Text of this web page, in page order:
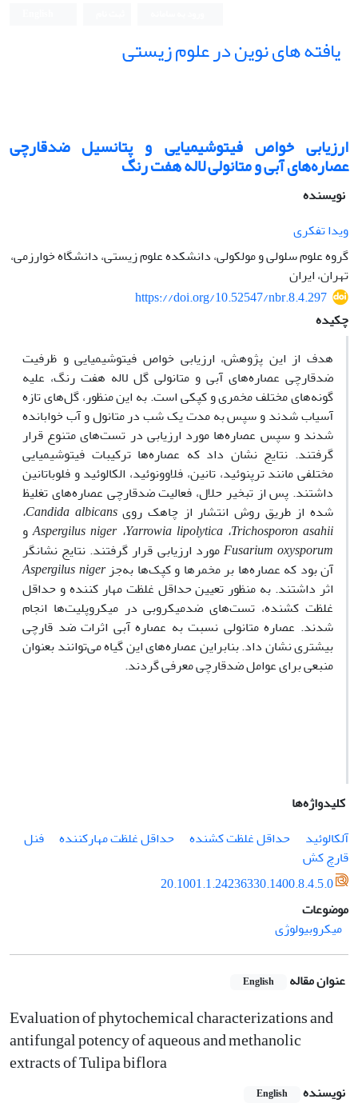
یافته های نوین در علوم زیستی
ارزیابی خواص فیتوشیمیایی و پتانسیل ضدقارچی
عصاره‌های آبی و متانولی لاله هفت رنگ
نویسنده
ویدا تفکری
گروه علوم سلولی و مولکولی، دانشکده علوم زیستی، دانشگاه خوارزمی،
تهران، ایران
https://doi.org/10.52547/nbr.8.4.297
چکیده
هدف از این پژوهش، ارزیابی خواص فیتوشیمیایی و ظرفیت
ضدقارچی عصاره‌های آبی و متانولی گل لاله هفت رنگ، علیه
گونه‌های مختلف مخمری و کپکی است. به این منظور، گل‌های تازه
آسیاب شدند و سپس به مدت یک شب در متانول و آب خوابانده
شدند و سپس عصاره‌ها مورد ارزیابی در تست‌های متنوع قرار
گرفتند. نتایج نشان داد که عصاره‌ها ترکیبات فیتوشیمیایی
مختلفی مانند ترپنوئید، تانین، فلاوونوئید، الکالوئید و فلوباتانین
داشتند. پس از تبخیر حلال، فعالیت ضدقارچی عصاره‌های تغلیظ
شده از طریق روش انتشار از چاهک رویCandida albicans،
Trichosporon asahii، Yarrowia lipolytica،Aspergilus niger و
Fusarium oxysporumمورد ارزیابی قرار گرفتند. نتایج نشانگر
آن بود که عصاره‌ها بر مخمرها و کپک‌ها به‌جزAspergilus niger
اثر داشتند. به منظور تعیین حداقل غلظت مهار کننده و حداقل
غلظت کشنده، تست‌های ضدمیکروبی در میکروپلیت‌ها انجام
شدند. عصاره متانولی نسبت به عصاره آبی اثرات ضد قارچی
بیشتری نشان داد. بنابراین عصاره‌های این گیاه می‌توانند بعنوان
منبعی برای عوامل ضدقارچی معرفی گردند.
کلیدواژه‌ها
آلکالوئید
حداقل غلظت کشنده حداقل غلظت مهارکننده
فنل
قارچ کش
20.1001.1.24236330.1400.8.4.5.0
موضوعات
میکروبیولوژی
عنوان مقاله English
Evaluation of phytochemical characterizations and
antifungal potency of aqueous and methanolic
extracts of Tulipa biflora
نویسنده English